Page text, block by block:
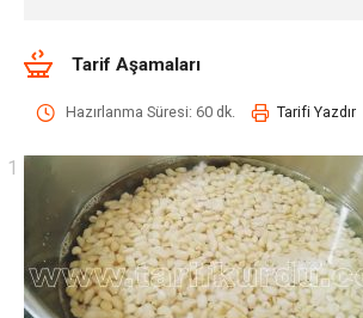
Tarif Aşamaları
Hazırlanma Süresi: 60 dk. Tarifi Yazdır